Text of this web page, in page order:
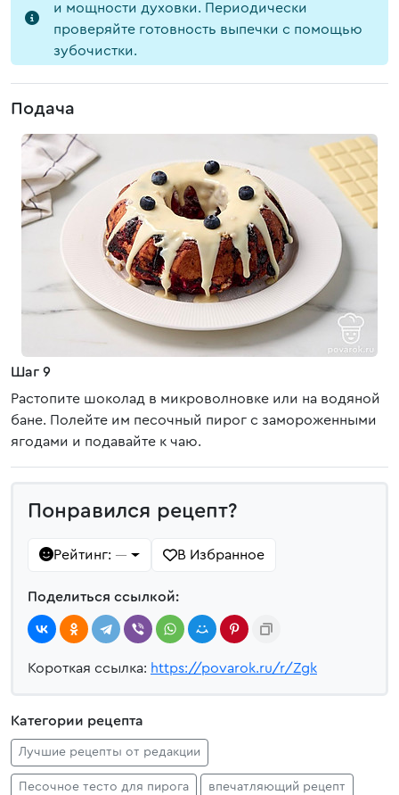
и мощности духовки. Периодически
проверяйте готовность выпечки с помощью
зубочистки.
Подача
Шаг 9
Растопите шоколад в микроволновке или на водяной
бане. Полейте им песочный пирог с замороженными
ягодами и подавайте к чаю.
Понравился рецепт?
Рейтинг: — В Избранное
Поделиться ссылкой:
Короткая ссылка: https://povarok.ru/r/Zgk
Категории рецепта
Лучшие рецепты от редакции
Песочное тесто для пирога впечатляющий рецепт